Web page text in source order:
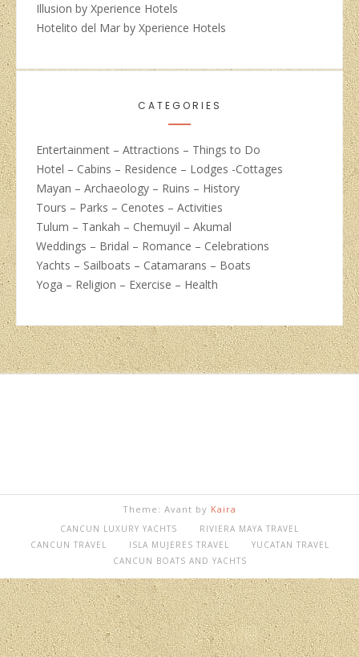
Illusion by Xperience Hotels
Hotelito del Mar by Xperience Hotels
CATEGORIES
Entertainment – Attractions – Things to Do
Hotel – Cabins – Residence – Lodges -Cottages
Mayan – Archaeology – Ruins – History
Tours – Parks – Cenotes – Activities
Tulum – Tankah – Chemuyil – Akumal
Weddings – Bridal – Romance – Celebrations
Yachts – Sailboats – Catamarans – Boats
Yoga – Religion – Exercise – Health
Theme: Avant by Kaira
CANCUN LUXURY YACHTS
RIVIERA MAYA TRAVEL
CANCUN TRAVEL
ISLA MUJERES TRAVEL
YUCATAN TRAVEL
CANCUN BOATS AND YACHTS